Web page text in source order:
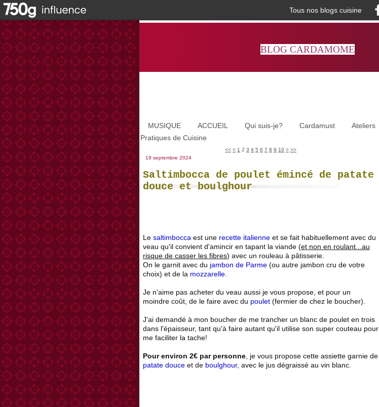
Tous nos blogs cuisine
BLOG CARDAMOME
MUSIQUE ACCUEIL Qui suis-je? Cardamust
Ateliers
Pratiques de Cuisine
<< < 1 2 3 4 5 6 7 8 9 10 > >>
19 septembre 2024
Saltimbocca de poulet émincé de patate
douce et boulghour
Le saltimbocca est une recette italienne et se fait habituellement avec du
veau qu'il convient d'amincir en tapant la viande (et non en roulant...au
risque de casser les fibres) avec un rouleau à pâtisserie.
On le garnit avec du jambon de Parme (ou autre jambon cru de votre
choix) et de la mozzarelle
Je n'aime pas acheter du veau aussi je vous propose, et pour un
moindre coût, de le faire avec du poulet (fermier de chez le boucher).
J'ai demandé à mon boucher de me trancher un blanc de poulet en trois
dans l'épaisseur, tant qu'à faire autant qu'il utilise son super couteau pour
me faciliter la tache!
Pour environ 2€ par personne , je vous propose cette assiette garnie de
patate douce et de boulghour, avec le jus dégraissé au vin blanc.